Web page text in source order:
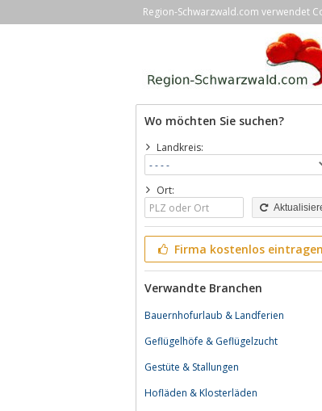
Region-Schwarzwald.com verwendet
Wo möchten Sie suchen?
Landkreis:
Ort:
Firma kostenlos eintragen
Verwandte Branchen
Bauernhofurlaub & Landferien
Geflügelhöfe & Geflügelzucht
Gestüte & Stallungen
Hofläden & Klosterläden